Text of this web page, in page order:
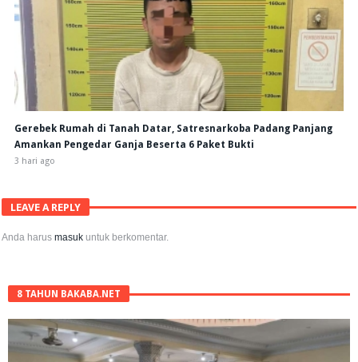
Gerebek Rumah di Tanah Datar, Satresnarkoba Padang Panjang
Amankan Pengedar Ganja Beserta 6 Paket Bukti
3 hari ago
LEAVE A REPLY
Anda harusmasuk untuk berkomentar.
8 TAHUN BAKABA.NET